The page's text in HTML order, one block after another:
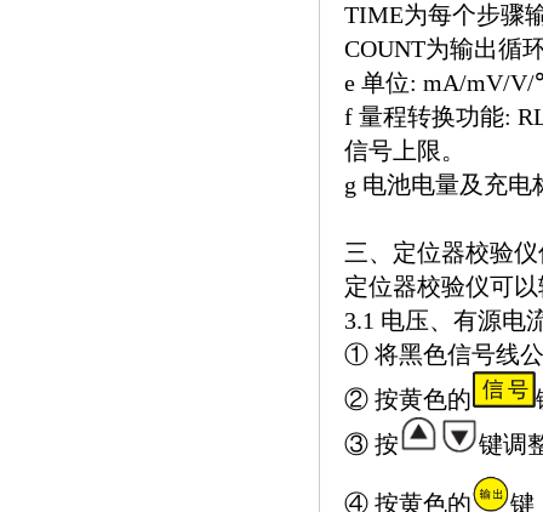
TIME为每个步骤
COUNT为输出循
e 单位: mA/mV/
f 量程转换功能:
信号上限。
g 电池电量及充电
三、定位器校验
定位器校验仪可
3.1 电压、有源电
① 将黑色信号线
② 按黄色的
③ 按
键调
④ 按黄色的 键